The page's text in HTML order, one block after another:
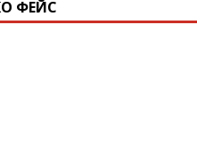
ФЕЙС